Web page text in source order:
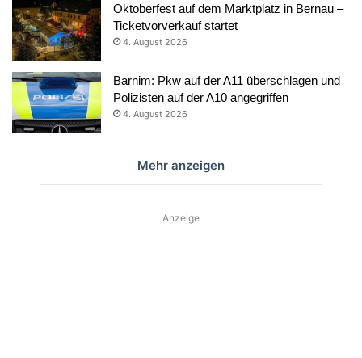
Oktoberfest auf dem Marktplatz in Bernau –
Ticketvorverkauf startet
4. August 2026
Barnim: Pkw auf der A11 überschlagen und
Polizisten auf der A10 angegriffen
4. August 2026
Mehr anzeigen
Anzeige